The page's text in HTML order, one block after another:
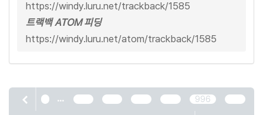
https://windy.luru.net/trackback/1585
트랙백 ATOM 피딩
https://windy.luru.net/atom/trackback/1585
... 996